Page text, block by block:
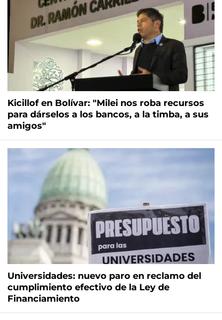
Kicillof en Bolívar: "Milei nos roba recursos
para dárselos a los bancos, a la timba, a sus
amigos"
Universidades: nuevo paro en reclamo del
cumplimiento efectivo de la Ley de
Financiamiento